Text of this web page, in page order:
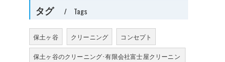
タグ Tags
保土ヶ谷 クリーニング コンセプト
保土ヶ谷のクリーニング･有限会社富士屋クリーニン